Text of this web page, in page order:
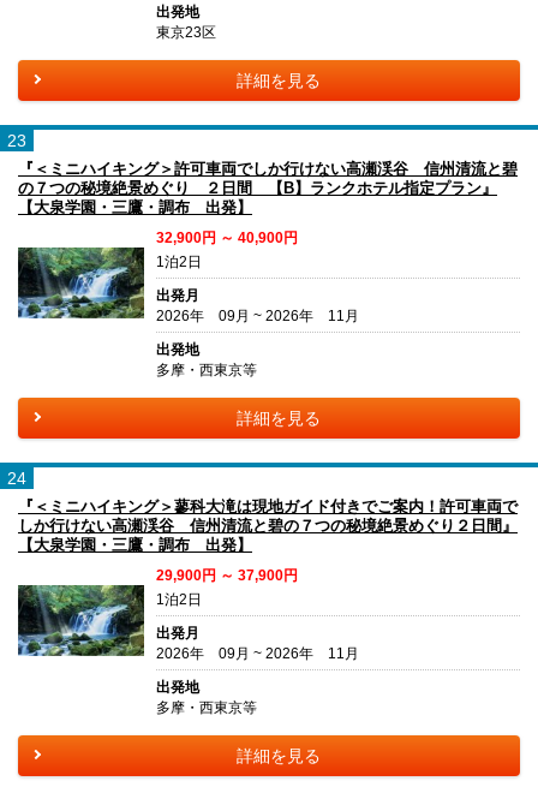
出発地
東京23区
詳細を見る
23
『＜ミニハイキング＞許可車両でしか行けない高瀬渓谷 信州清流と碧
の７つの秘境絶景めぐり ２日間 【B】ランクホテル指定プラン』
【大泉学園・三鷹・調布 出発】
32,900円 ～ 40,900円
1泊2日
出発月
2026年 09月 ~ 2026年 11月
出発地
多摩・西東京等
詳細を見る
24
『＜ミニハイキング＞蓼科大滝は現地ガイド付きでご案内！許可車両で
しか行けない高瀬渓谷 信州清流と碧の７つの秘境絶景めぐり２日間』
【大泉学園・三鷹・調布 出発】
29,900円 ～ 37,900円
1泊2日
出発月
2026年 09月 ~ 2026年 11月
出発地
多摩・西東京等
詳細を見る